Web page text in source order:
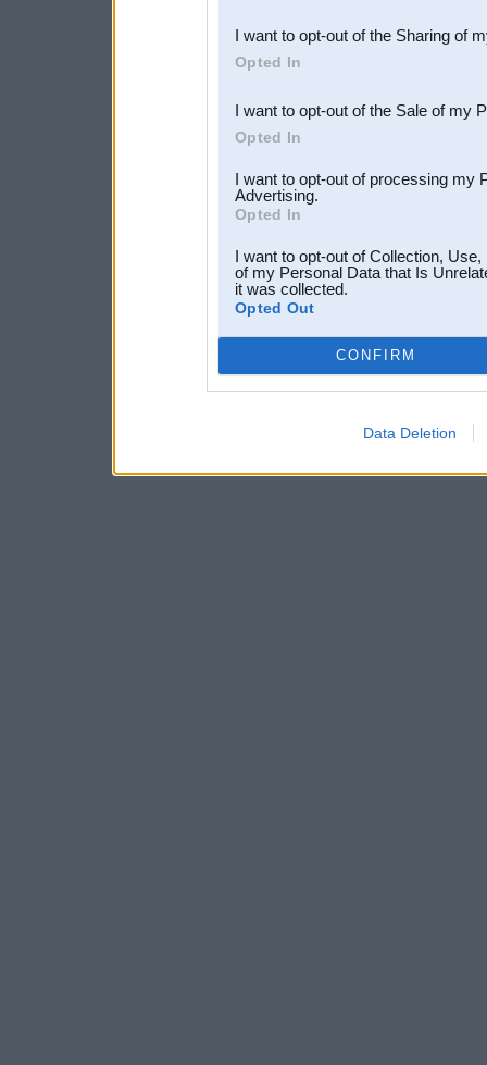
Downstream Participants
third parties.
I want to opt-out of the Sharing of
Opted In
I want to opt-out of the Sale of my
Opted In
I want to opt-out of processing my
Advertising.
Opted In
I want to opt-out of Collection,
of my Personal Data that Is
it was collected.
Opted Out
CONFIRM
Data Deletion